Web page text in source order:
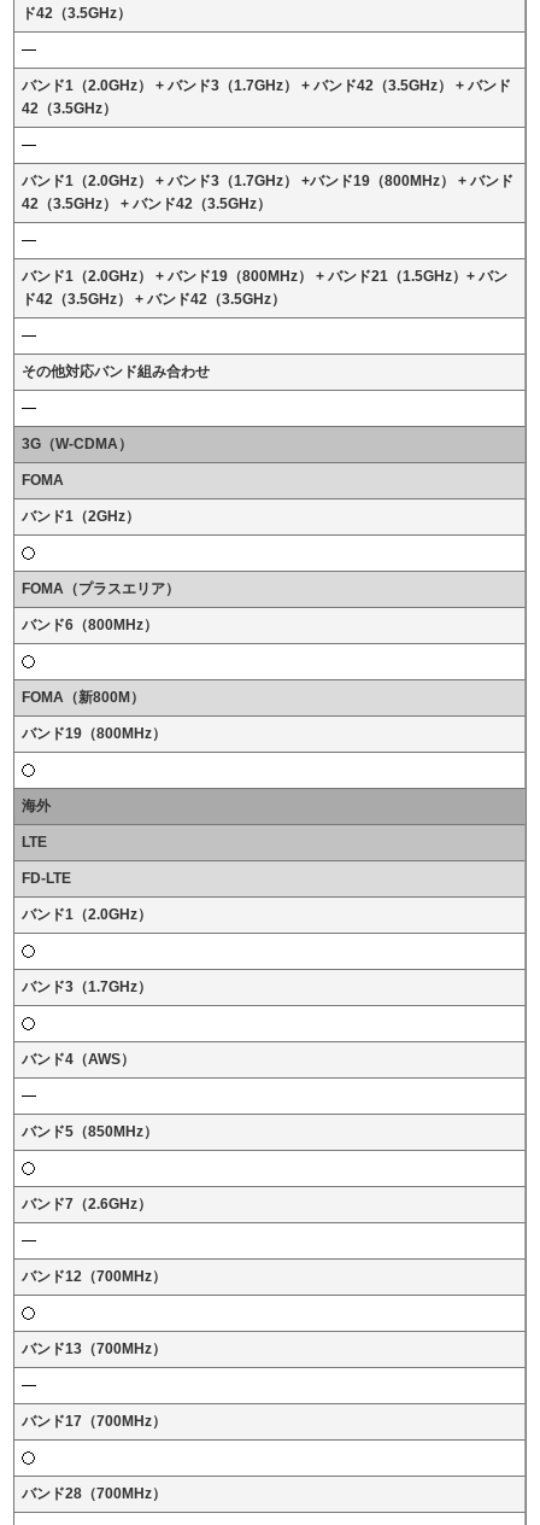
ド42（3.5GHz）
バンド1（2.0GHz） + バンド3（1.7GHz） + バンド42（3.5GHz） + バンド
42（3.5GHz）
バンド1（2.0GHz） + バンド3（1.7GHz） +バンド19（800MHz） + バンド
42（3.5GHz） + バンド42（3.5GHz）
バンド1（2.0GHz） + バンド19（800MHz） + バンド21（1.5GHz）+ バン
ド42（3.5GHz） + バンド42（3.5GHz）
その他対応バンド組み合わせ
3G（W-CDMA）
FOMA
バンド1（2GHz）
FOMA（プラスエリア）
バンド6（800MHz）
FOMA（新800M）
バンド19（800MHz）
海外
LTE
FD-LTE
バンド1（2.0GHz）
バンド3（1.7GHz）
バンド4（AWS）
バンド5（850MHz）
バンド7（2.6GHz）
バンド12（700MHz）
バンド13（700MHz）
バンド17（700MHz）
バンド28（700MHz）